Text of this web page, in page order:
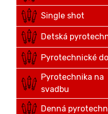
Single shot
Detská
Pyrotechnické
Pyrotechnika na
svadbu
Denná